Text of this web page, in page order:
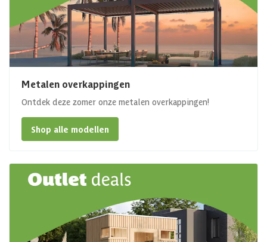
Metalen overkappingen
Ontdek deze zomer onze metalen overkappingen!
Shop alle modellen